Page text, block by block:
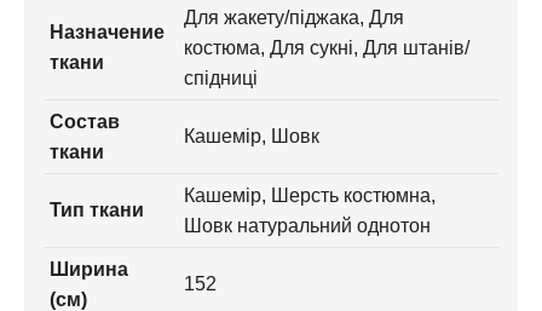
Назначение
ткани
Для жакету/піджака, Для
костюма, Для сукні, Для штанів/
спідниці
Состав
ткани
Кашемір, Шовк
Тип ткани
Кашемір, Шерсть костюмна,
Шовк натуральний однотон
Ширина
(см)
152